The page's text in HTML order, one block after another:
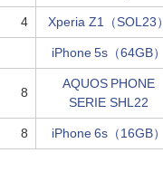
4 Xperia Z1（SOL23）
iPhone 5s（64GB）
8
AQUOS PHONE
SERIE SHL22
8 iPhone 6s（16GB）